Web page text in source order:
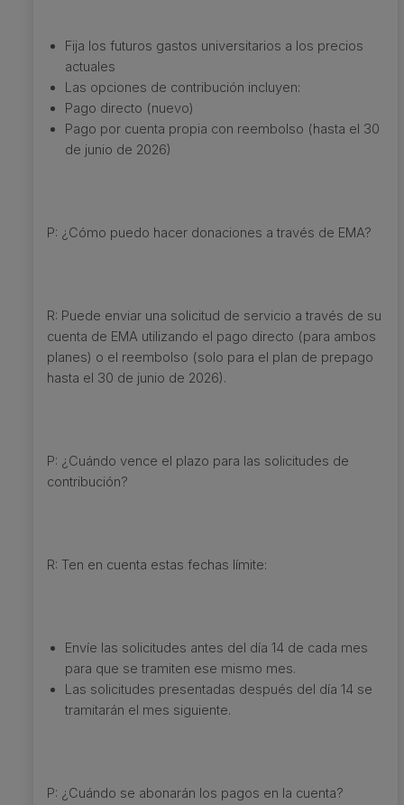
Fija los futuros gastos universitarios a los precios
actuales
Las opciones de contribución incluyen:
Pago directo (nuevo)
Pago por cuenta propia con reembolso (hasta el 30
de junio de 2026)
P: ¿Cómo puedo hacer donaciones a través de EMA?
R: Puede enviar una solicitud de servicio a través de su
cuenta de EMA utilizando el pago directo (para ambos
planes) o el reembolso (solo para el plan de prepago
hasta el 30 de junio de 2026).
P: ¿Cuándo vence el plazo para las solicitudes de
contribución?
R: Ten en cuenta estas fechas límite:
Envíe las solicitudes antes del día 14 de cada mes
para que se tramiten ese mismo mes.
Las solicitudes presentadas después del día 14 se
tramitarán el mes siguiente.
P: ¿Cuándo se abonarán los pagos en la cuenta?